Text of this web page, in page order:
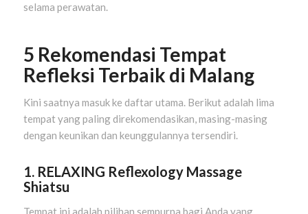
selama perawatan.
5 Rekomendasi Tempat
Refleksi Terbaik di Malang
Kini saatnya masuk ke daftar utama. Berikut adalah lima
tempat yang paling direkomendasikan, masing-masing
dengan keunikan dan keunggulannya tersendiri.
1. RELAXING Reflexology Massage
Shiatsu
Tempat ini adalah pilihan sempurna bagi Anda yang